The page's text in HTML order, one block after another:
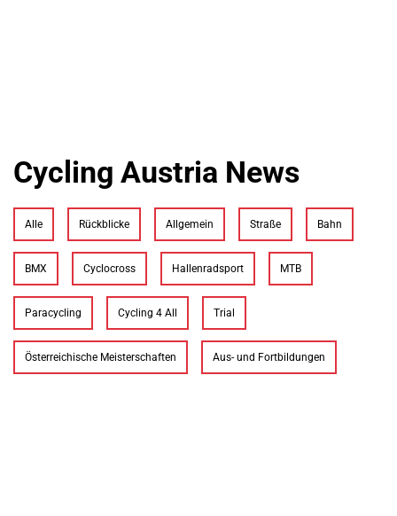
Cycling Austria News
Alle Rückblicke Allgemein Straße Bahn
BMX Cyclocross Hallenradsport MTB
Paracycling Cycling 4 All Trial
Österreichische Meisterschaften Aus- und Fortbildungen